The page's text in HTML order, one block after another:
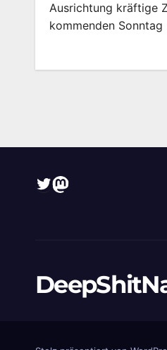
Ausrichtung kräftige
kommenden Sonntag
Twitter
Mastodon